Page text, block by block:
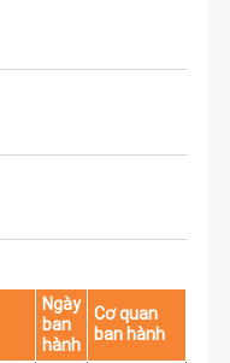
Ngày
ban
hành
Cơ quan
ban hành